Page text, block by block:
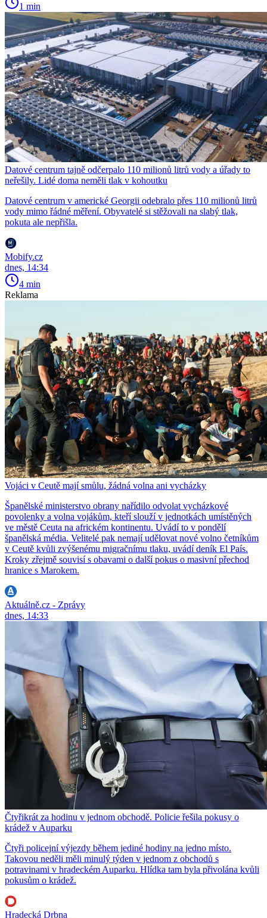
1 min
Datové centrum tajně odčerpalo 110 milionů litrů vody a úřady to
neřešily. Lidé doma neměli tlak v kohoutku
Datové centrum v americké Georgii odebralo přes 110 milionů litrů
vody mimo řádné měření. Obyvatelé si stěžovali na slabý tlak,
pokuta ale nepřišla.
Mobify.cz
dnes, 14:34
4 min
Reklama
Vojáci v Ceutě mají smůlu, žádná volna ani vycházky
Španělské ministerstvo obrany nařídilo odvolat vycházkové
povolenky a volna vojákům, kteří slouží v jednotkách umístěných
ve městě Ceuta na africkém kontinentu. Uvádí to v pondělí
španělská média. Velitelé pak nemají udělovat nové volno četníkům
v Ceutě kvůli zvýšenému migračnímu tlaku, uvádí deník El País.
Kroky zřejmě souvisí s obavami o další pokus o masivní přechod
hranice s Marokem.
Aktuálně.cz - Zprávy
dnes, 14:33
Čtyřikrát za hodinu v jednom obchodě. Policie řešila pokusy o
krádež v Auparku
Čtyři policejní výjezdy během jediné hodiny na jedno místo.
Takovou neděli měli minulý týden v jednom z obchodů s
potravinami v hradeckém Auparku. Hlídka tam byla přivolána kvůli
pokusům o krádež.
Hradecká Drbna